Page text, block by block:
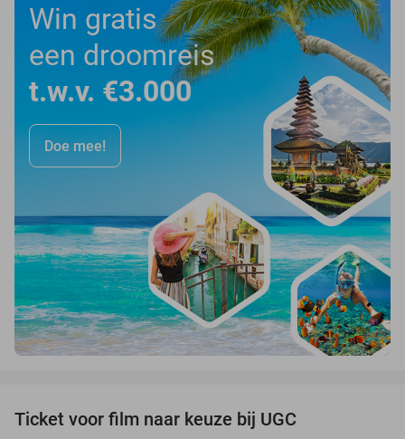
Win gratis
een droomreis
t.w.v. €3.000
Doe mee!
Ticket voor film naar keuze bij UGC